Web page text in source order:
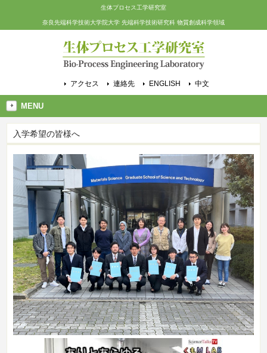
生体プロセス工学研究室
奈良先端科学技術大学院大学 先端科学技術研究科 物質創成科学領域
アクセス 連絡先 ENGLISH 中文
MENU
入学希望の皆様へ